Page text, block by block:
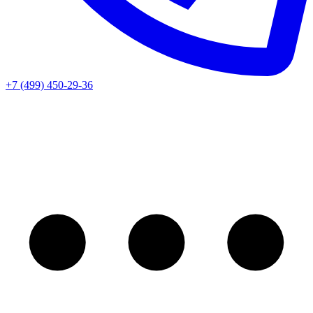
+7 (499) 450-29-36